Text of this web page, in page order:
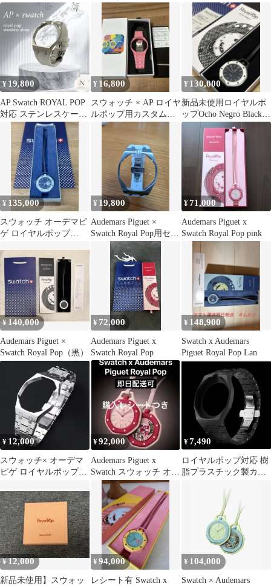
オーデマピゲ ピンク
Royal Pop
¥ 19,800
AP Swatch ROYAL POP
対応 ステンレスケース
ラバーベルト
¥ 16,800
スウォッチ × AP ロイヤ
ルポップ用カスタムベ
ルトバンド ピンク
¥ 130,000
新品未使用ロイヤルポ
ップOcho Negro Blackス
ウォッチオーデマピゲ
¥ 135,000
スウォッチ オーデマピ
ゲ ロイヤルポップ
¥ 19,800
Audemars Piguet ×
Swatch Royal Pop用セッ
ト販売
¥71,000
Audemars Piguet x
Swatch Royal Pop pink
¥140,000
Audemars Piguet ×
Swatch Royal Pop（黒）
¥ 72,000
Audemars Piguet x
Swatch Royal Pop
¥ 148,900
Swatch x Audemars
Piguet Royal Pop Lan
¥ 12,000
スウォッチ× オーデマ
ピゲ ロイヤルポップ用
テンレス
¥92,000
Audemars Piguet x
Swatch スウォッチ オー
デマピゲ
¥7,490
ロイヤルポップ対応 樹
脂プラスチック製カス
¥12,000
新品未使用】スウォッ
¥94,000
レシート有 Swatch x
¥ 104,000
Swatch × Audemars